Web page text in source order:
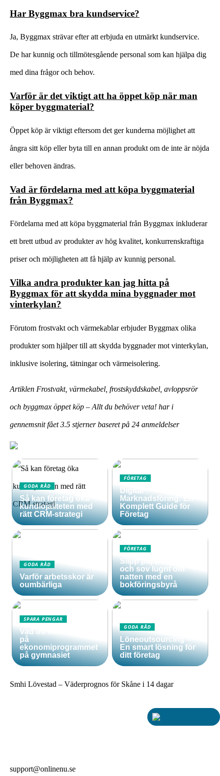
Har Byggmax bra kundservice?
Ja, Byggmax strävar efter att erbjuda en utmärkt kundservice.
De har kunnig och tillmötesgående personal som kan hjälpa dig
med dina frågor och behov.
Varför är det viktigt att ha öppet köp när man
köper byggmaterial?
Öppet köp är viktigt eftersom det ger kunderna möjlighet att
ångra sitt köp eller byta till en annan produkt om de inte är nöjda
eller behoven ändras.
Vad är fördelarna med att köpa byggmaterial
från Byggmax?
Fördelarna med att köpa byggmaterial från Byggmax inkluderar
ett brett utbud av produkter av hög kvalitet, konkurrenskraftiga
priser och möjligheten att få hjälp av kunnig personal.
Vilka andra produkter kan jag hitta på
Byggmax för att skydda mina byggnader mot
vinterkylan?
Förutom frostvakt och värmekablar erbjuder Byggmax olika
produkter som hjälper till att skydda byggnader mot vinterkylan,
inklusive isolering, tätningar och värmeisolering.
Artiklen Frostvakt, värmekabel, frostskyddskabel, avloppsrör
och byggmax öppet köp – Allt du behöver veta! har i
gennemsnit fået3.5 stjerner baseret på 24 anmeldelser
GODA RÅD
Så kan företag öka
kundlojaliteten med
rätt CRM-strategi
FÖRETAG
Digital
Marknadsföring: En
Komplett Guide för
Företag
GODA RÅD
Varför arbetsskor är
oumbärliga
FÖRETAG
Slipp pappersarbetet
och sov lugnt om
natten med en
bokföringsbyrå
SPARA PENGAR
Vad du kan lära dig
på
ekonomiprogrammet
på gymnasiet
GODA RÅD
Löneoutsourcing –
En smart lösning för
ditt företag
Smhi Lövestad – Väderprognos för Skåne i 14 dagar
support@onlinenu.se